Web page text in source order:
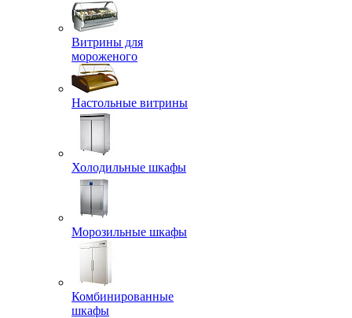
Витрины для
мороженого
Настольные витрины
Холодильные шкафы
Морозильные шкафы
Комбинированные
шкафы